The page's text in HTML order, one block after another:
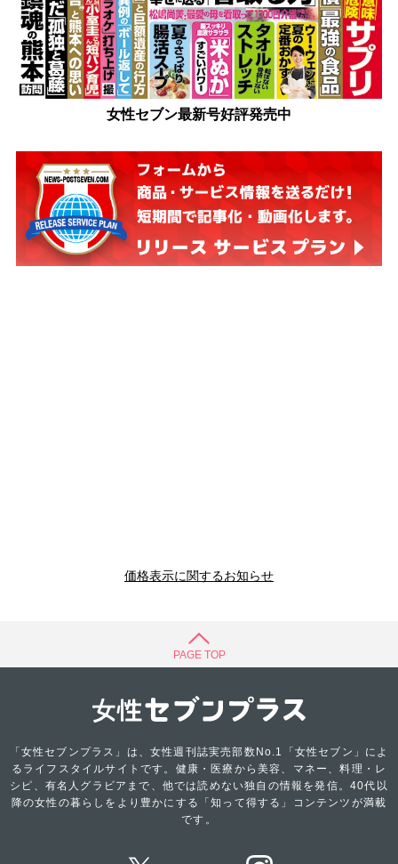
女性セブン最新号好評発売中
価格表示に関するお知らせ
PAGE TOP
「女性セブンプラス」は、女性週刊誌実売部数No.1「女性セブン」によ
るライフスタイルサイトです。健康・医療から美容、マネー、料理・レ
シピ、有名人グラビアまで、他では読めない独自の情報を発信。40代以
降の女性の暮らしをより豊かにする「知って得する」コンテンツが満載
です。